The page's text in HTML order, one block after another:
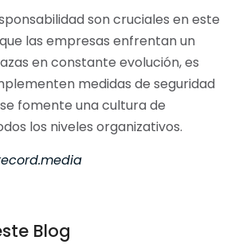
son cruciales en este
las empresas enfrentan un
en constante evolución, es
medidas de seguridad
fomente una cultura de
los niveles organizativos.
Blog